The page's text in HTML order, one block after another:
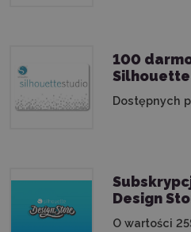
100
Silhouette
Dostępnych
Design
O wartości